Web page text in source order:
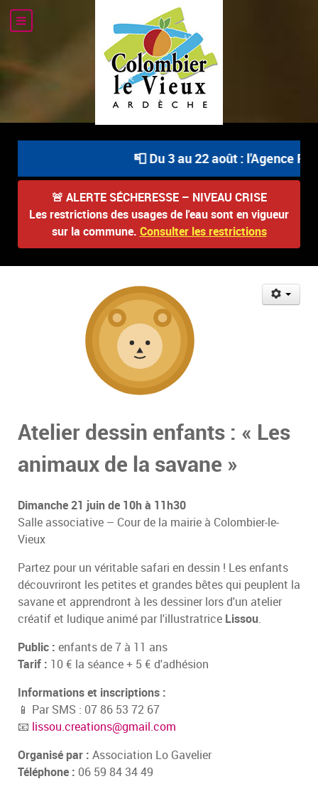
📮 Du 3 au 22 août : l'Agence
🚨 ALERTE SÉCHERESSE – NIVEAU CRISE
Les restrictions des usages de l'eau sont en vigueur
sur la commune. Consulter les restrictions
Atelier dessin enfants : « Les
animaux de la savane »
Dimanche 21 juin de 10h à 11h30
Salle associative – Cour de la mairie à Colombier-le-
Vieux
Partez pour un véritable safari en dessin ! Les enfants
découvriront les petites et grandes bêtes qui peuplent la
savane et apprendront à les dessiner lors d'un atelier
créatif et ludique animé par l'illustratrice Lissou.
Public : enfants de 7 à 11 ans
Tarif : 10 € la séance + 5 € d'adhésion
Informations et inscriptions :
📱 Par SMS : 07 86 53 72 67
📧 lissou.creations@gmail.com
Organisé par : Association Lo Gavelier
Téléphone : 06 59 84 34 49